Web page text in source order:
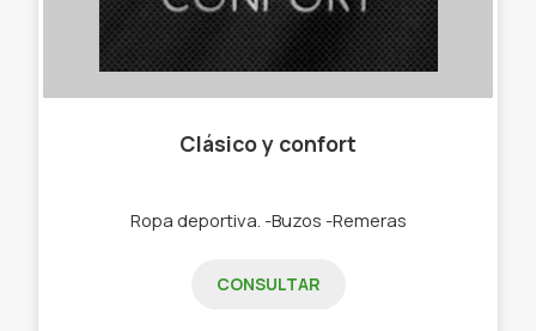
Clásico y confort
Ropa deportiva. -Buzos -Remeras
CONSULTAR